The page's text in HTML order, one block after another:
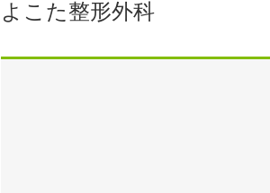
よこた整形外科